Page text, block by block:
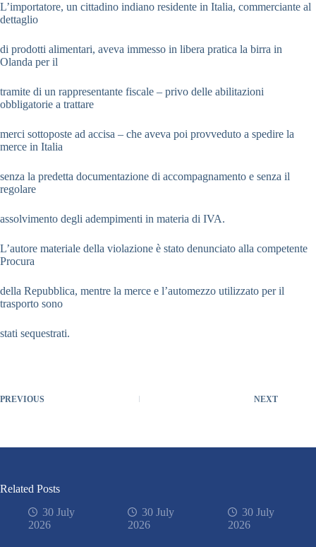
L’importatore, un cittadino indiano residente in Italia, commerciante al
dettaglio
di prodotti alimentari, aveva immesso in libera pratica la birra in
Olanda per il
tramite di un rappresentante fiscale – privo delle abilitazioni
obbligatorie a trattare
merci sottoposte ad accisa – che aveva poi provveduto a spedire la
merce in Italia
senza la predetta documentazione di accompagnamento e senza il
regolare
assolvimento degli adempimenti in materia di IVA.
L’autore materiale della violazione è stato denunciato alla competente
Procura
della Repubblica, mentre la merce e l’automezzo utilizzato per il
trasporto sono
stati sequestrati.
PREVIOUS NEXT
Related Posts
30 July
2026
30 July
2026
30 July
2026